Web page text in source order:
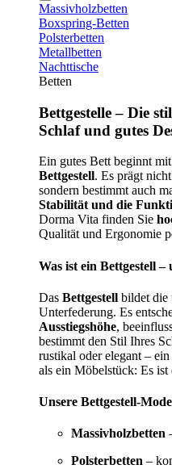
Massivholzbetten
Boxspring-Betten
Polsterbetten
Metallbetten
Nachttische
Betten
Bettgestelle – Die
Schlaf und gutes
Ein gutes Bett beginnt
Bettgestell. Es prägt
sondern bestimmt auch
Stabilität und die
Dorma Vita finden Sie
Qualität und Ergonomie
Was ist ein Bettgestell
Das Bettgestell bildet die
Unterfederung. Es
Ausstiegshöhe,
bestimmt den Stil Ihres
rustikal oder elegant –
als ein Möbelstück: Es
Unsere Bettgestell-
Massivholzbetten
Polsterbetten –